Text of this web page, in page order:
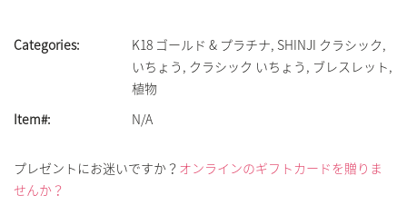
Categories: K18 ゴールド & プラチナ, SHINJI クラシック,
いちょう , クラシック いちょう , ブレスレット,
植物
Item#:
N/A
プレゼントにお迷いですか？ オンラインのギフトカードを贈りま
せんか？